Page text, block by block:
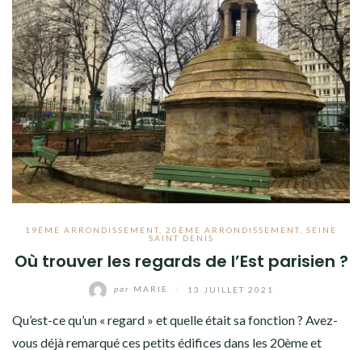
19ÈME ARRONDISSEMENT 20ÈME ARRONDISSEMENT
SEINE
SAINT DENIS
Où trouver les regards de l’Est parisien ?
par MARIE 13 JUILLET 2021
Qu’est-ce qu’un « regard » et quelle était sa fonction ? Avez-
vous déjà remarqué ces petits édifices dans les 20ème et